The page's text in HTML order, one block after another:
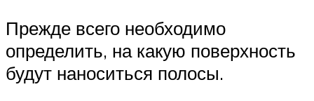
Прежде всего необходимо
определить, на какую поверхность
будут наноситься полосы.